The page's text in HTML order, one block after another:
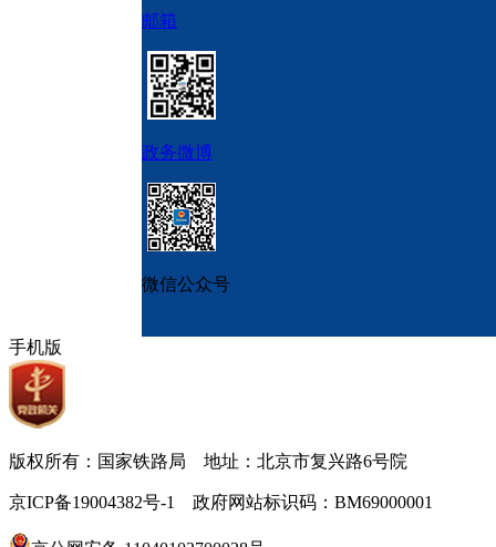
邮箱
政务微博
微信公众号
手机版
版权所有：国家铁路局 地址：北京市复兴路6号院
京ICP备19004382号-1 政府网站标识码：BM69000001